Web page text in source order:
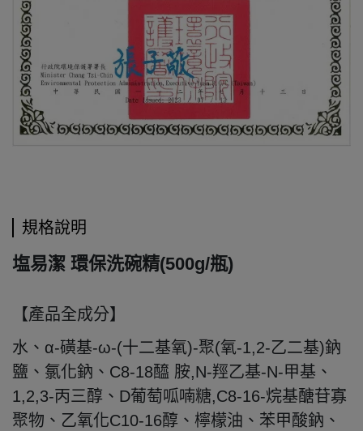
規格說明
塩易潔 環保洗碗精(500g/瓶)
【產品全成分】
水、α-磺基-ω-(十二基氧)-聚(氧-1,2-乙二基)鈉
鹽、氯化鈉、C8-18醯 胺,N-羥乙基-N-甲基、
1,2,3-丙三醇、D葡萄呱喃糖,C8-16-烷基醣苷寡
聚物、乙氧化C10-16醇、檸檬油、苯甲酸鈉、